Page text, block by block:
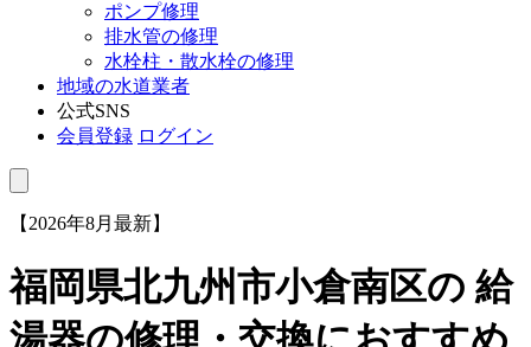
ポンプ修理
排水管の修理
水栓柱・散水栓の修理
地域の水道業者
公式SNS
会員登録 ログイン
【2026年8月最新】
福岡県北九州市小倉南区の 給